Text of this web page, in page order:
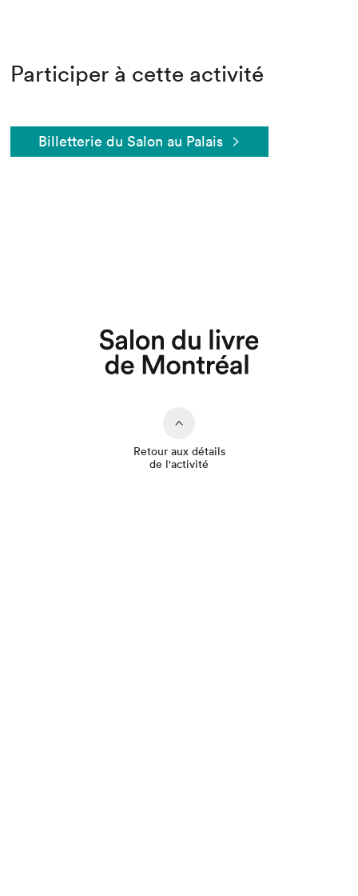
Participer à cette activité
Billetterie du Salon au Palais
Retour aux détails
de l'activité